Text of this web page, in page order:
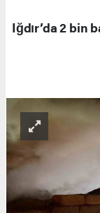
Iğdır’da 2 bin